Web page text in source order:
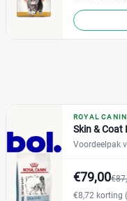
ROYAL CANIN
Skin & Coat
Voordeelpak
€79,00
€8,72 korting